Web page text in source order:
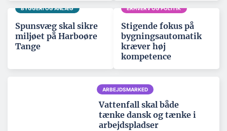
BYGGERI OG ANLÆG
Spunsvæg skal sikre
miljøet på Harboøre
Tange
ERHVERV OG POLITIK
Stigende fokus på
bygningsautomatik
kræver høj
kompetence
ARBEJDSMARKED
Vattenfall skal både
tænke dansk og tænke i
arbejdspladser